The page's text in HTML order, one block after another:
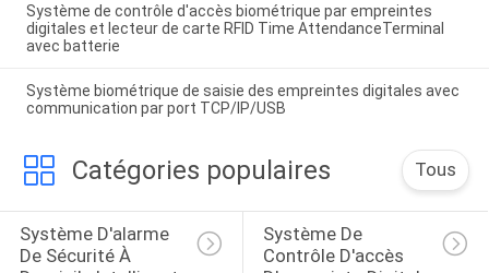
Système de contrôle d'accès biométrique par empreintes
digitales et lecteur de carte RFID Time AttendanceTerminal
avec batterie
Système biométrique de saisie des empreintes digitales avec
communication par port TCP/IP/USB
Catégories populaires Tous
Système D'alarme
De Sécurité À
Système De
Contrôle D'accès